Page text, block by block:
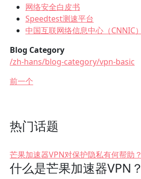
网络安全白皮书
Speedtest测速平台
中国互联网络信息中心（CNNIC）
Blog Category
/zh-hans/blog-category/vpn-basic
前一个
热门话题
芒果加速器VPN对保护隐私有何帮助？
什么是芒果加速器VPN？